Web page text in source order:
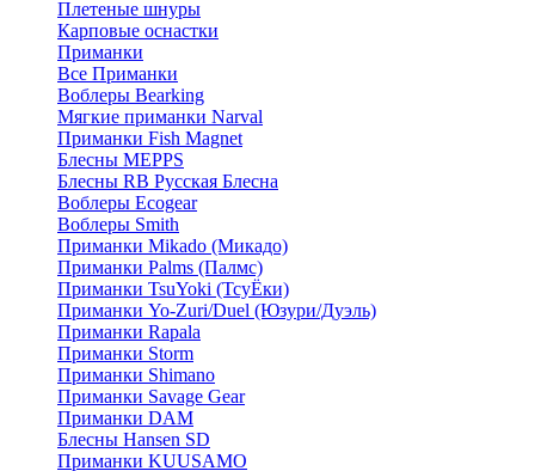
Плетеные шнуры
Карповые оснастки
Приманки
Все Приманки
Воблеры Bearking
Мягкие приманки Narval
Приманки Fish Magnet
Блесны MEPPS
Блесны RB Русская Блесна
Воблеры Ecogear
Воблеры Smith
Приманки Mikado (Микадо)
Приманки Palms (Палмс)
Приманки TsuYoki (ТсуЁки)
Приманки Yo-Zuri/Duel (Юзури/Дуэль)
Приманки Rapala
Приманки Storm
Приманки Shimano
Приманки Savage Gear
Приманки DAM
Блесны Hansen SD
Приманки KUUSAMO